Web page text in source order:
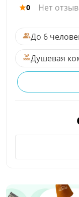
0 Нет
До 6
Душевая